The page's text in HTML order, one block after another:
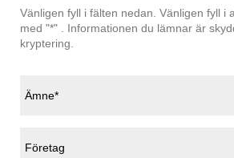
Vänligen fyll i fälten nedan. Vänligen fyll i
med "*" . Informationen du lämnar är
kryptering.